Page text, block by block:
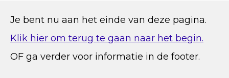
Je bent nu aan het einde van deze pagina.
Klik hier om terug te gaan naar het begin.
OF ga verder voor informatie in de footer.